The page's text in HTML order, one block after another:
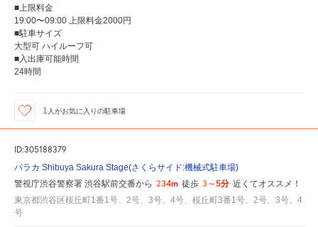
■上限料金
19:00〜09:00 上限料金2000円
■駐車サイズ
大型可 ハイルーフ可
■入出庫可能時間
24時間
1 人がお気に入りの駐車場
ID:305188379
パラカ Shibuya Sakura Stage(さくらサイド:機械式駐車場)
警視庁渋谷警察署 渋谷駅前交番から 234m 徒歩 3～5分 近くてオススメ！
東京都渋谷区桜丘町1番1号、2号、3号、4号、桜丘町3番1号、2号、3号、4
号